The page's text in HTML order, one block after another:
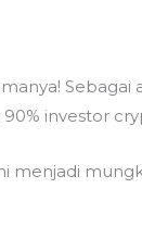
investor
menjadi